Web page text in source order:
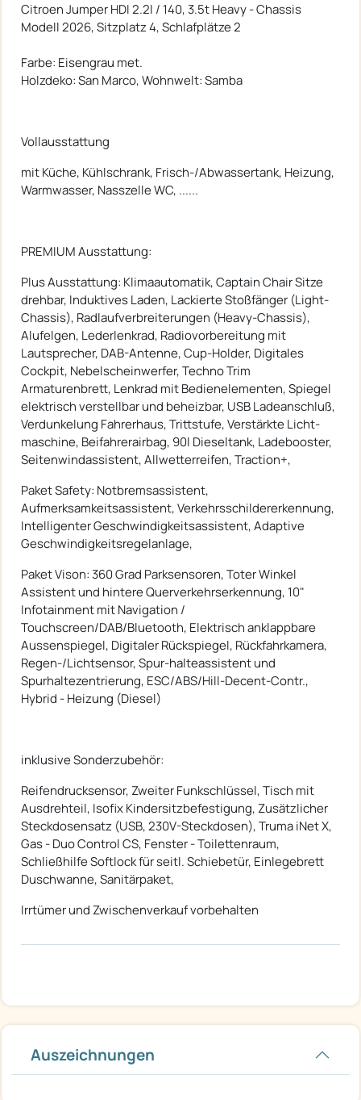
Citroen Jumper HDI 2.2l / 140, 3.5t Heavy - Chassis
Modell 2026, Sitzplatz 4, Schlafplätze 2
Farbe: Eisengrau met.
Holzdeko: San Marco, Wohnwelt: Samba
Vollausstattung
mit Küche, Kühlschrank, Frisch-/Abwassertank, Heizung,
Warmwasser, Nasszelle WC, ......
PREMIUM Ausstattung:
Plus Ausstattung: Klimaautomatik, Captain Chair Sitze
drehbar, Induktives Laden, Lackierte Stoßfänger (Light-
Chassis), Radlaufverbreiterungen (Heavy-Chassis),
Alufelgen, Lederlenkrad, Radiovorbereitung mit
Lautsprecher, DAB-Antenne, Cup-Holder, Digitales
Cockpit, Nebelscheinwerfer, Techno Trim
Armaturenbrett, Lenkrad mit Bedienelementen, Spiegel
elektrisch verstellbar und beheizbar, USB Ladeanschluß,
Verdunkelung Fahrerhaus, Trittstufe, Verstärkte Licht-
maschine, Beifahrerairbag, 90l Dieseltank, Ladebooster,
Seitenwindassistent, Allwetterreifen, Traction+,
Paket Safety: Notbremsassistent,
Aufmerksamkeitsassistent, Verkehrsschildererkennung,
Intelligenter Geschwindigkeitsassistent, Adaptive
Geschwindigkeitsregelanlage,
Paket Vison: 360 Grad Parksensoren, Toter Winkel
Assistent und hintere Querverkehrserkennung, 10"
Infotainment mit Navigation /
Touchscreen/DAB/Bluetooth, Elektrisch anklappbare
Aussenspiegel, Digitaler Rückspiegel, Rückfahrkamera,
Regen-/Lichtsensor, Spur-halteassistent und
Spurhaltezentrierung, ESC/ABS/Hill-Decent-Contr.,
Hybrid - Heizung (Diesel)
inklusive Sonderzubehör:
Reifendrucksensor, Zweiter Funkschlüssel, Tisch mit
Ausdrehteil, Isofix Kindersitzbefestigung, Zusätzlicher
Steckdosensatz (USB, 230V-Steckdosen), Truma iNet X,
Gas - Duo Control CS, Fenster - Toilettenraum,
Schließhilfe Softlock für seitl. Schiebetür, Einlegebrett
Duschwanne, Sanitärpaket,
Irrtümer und Zwischenverkauf vorbehalten
Auszeichnungen